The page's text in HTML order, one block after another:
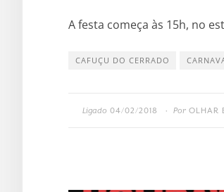
​A festa começa às 15h, no
CAFUÇU DO CERRADO
Ligado 04/02/2018 • Por OLHAR